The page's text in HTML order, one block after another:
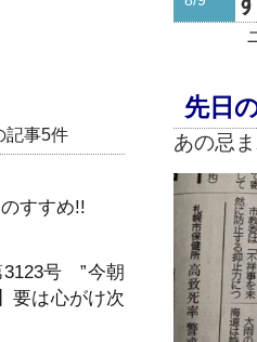
記事5件
すすめ!!
号 ”今朝
要は心がけ次
先日
あの忌